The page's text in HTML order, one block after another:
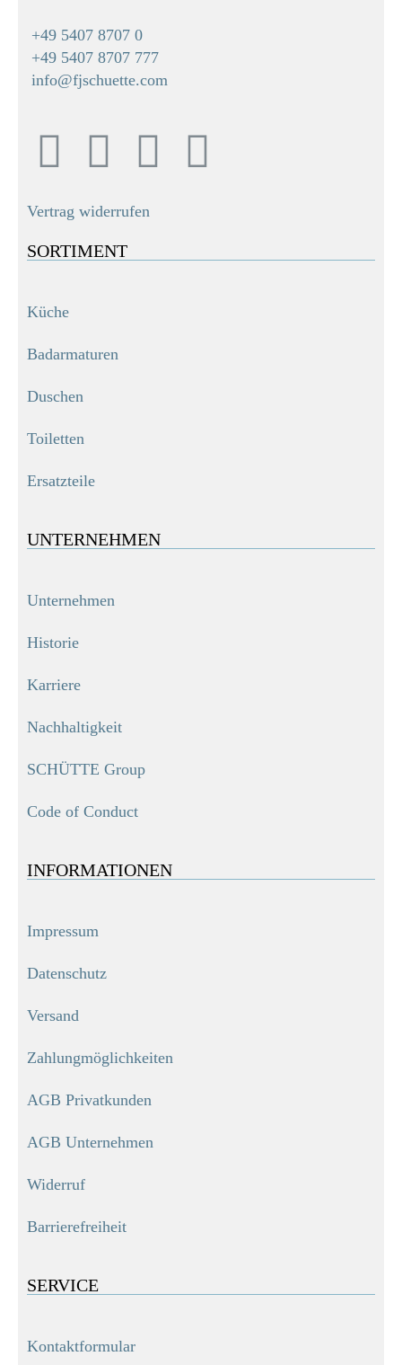
+49 5407 8707 0
+49 5407 8707 777
info@fjschuette.com
Vertrag widerrufen
SORTIMENT
Küche
Badarmaturen
Duschen
Toiletten
Ersatzteile
UNTERNEHMEN
Unternehmen
Historie
Karriere
Nachhaltigkeit
SCHÜTTE Group
Code of Conduct
INFORMATIONEN
Impressum
Datenschutz
Versand
Zahlungmöglichkeiten
AGB Privatkunden
AGB Unternehmen
Widerruf
Barrierefreiheit
SERVICE
Kontaktformular